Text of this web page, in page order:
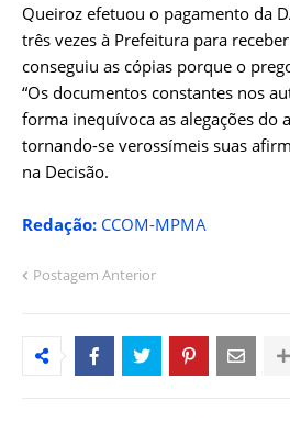
Queiroz efetuou o pagamento da
três vezes à Prefeitura para
conseguiu as cópias porque o
“Os documentos constantes nos
forma inequívoca as alegações do
tornando-se verossímeis suas
na Decisão.
Redação: CCOM-MPMA
Postagem Anterior